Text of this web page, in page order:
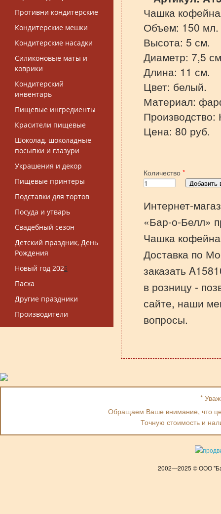
Противни кондитерские
Кондитерские мешки
Кондитерские насадки
Силиконовые маты и
коврики
Кондитерский
инвентарь
Пищевые ингредиенты
Красители пищевые
Шоколад, шоколадные
посыпки и глазури
Украшения и декор
Пищевые принтеры
Подставки для тортов
Посуда и утварь
Свадебный сезон
Детский праздник, День
Рождения
Новый год 2025
Пасха
Другие праздники
Производители
Чашка
Объем: 150 мл.
Высота: 5 см.
Диаметр: 7,5
Длина: 11 см.
Цвет: белый.
Материал:
Производство:
Цена: 80 руб.
Количество *
Интернет-
«Бар-о-Белл»
Чашка
Доставка по
заказать
в розницу -
сайте, наши
вопросы.
*
Обращаем Ваше внимание, что
Точную стоимость и
2002—2025 © ООО